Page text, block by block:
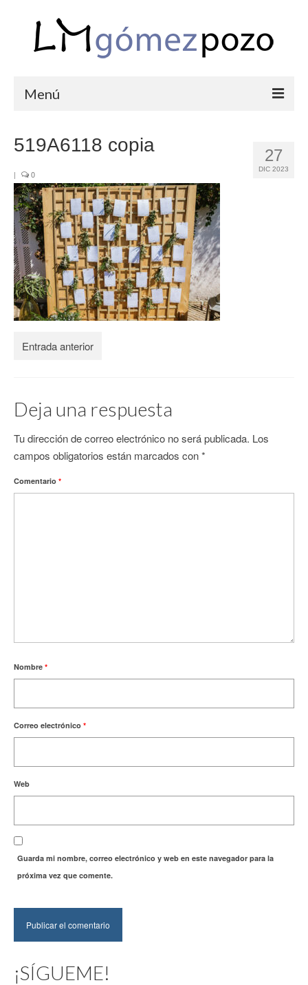
Menú
COMUNIONES
CORPORATIVAS
SEMANA SANTA
BLOG
SOBRE LM
27
DIC 2023
519A6118 copia
| 0
Entrada anterior
Deja una respuesta
Tu dirección de correo electrónico no será publicada. Los
campos obligatorios están marcados con*
Comentario *
Nombre *
Correo electrónico *
Web
Guarda mi nombre, correo electrónico y web en este navegador para la
próxima vez que comente.
¡SÍGUEME!